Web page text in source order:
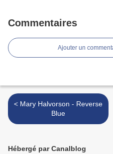
Commentaires
Ajouter un
< Mary Halvorson - Reverse
Blue
Hébergé par Canalblog